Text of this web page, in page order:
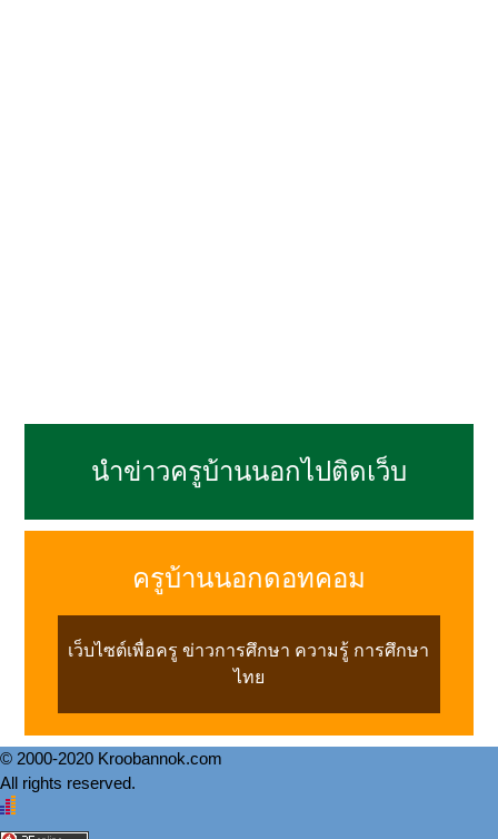
นำข่าวครูบ้านนอกไปติดเว็บ
ครูบ้านนอกดอทคอม
เว็บไซต์เพื่อครู ข่าวการศึกษา ความรู้ การศึกษา
ไทย
© 2000-2020 Kroobannok.com
All rights reserved.